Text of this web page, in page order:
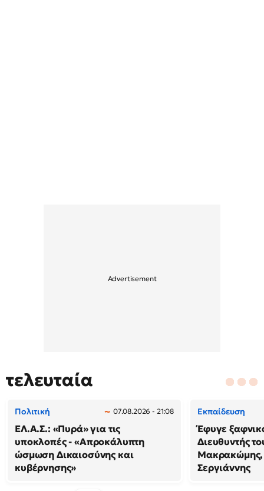
τελευταία
Πολιτική 07.08.2026 - 21:08
ΕΛ.Α.Σ.: «Πυρά» για τις
υποκλοπές - «Απροκάλυπτη
ώσμωση Δικαιοσύνης και
κυβέρνησης»
Εκπαίδευση
Έφυγε
Διευθυντής
Μακρακώμης,
Σεργιάννης